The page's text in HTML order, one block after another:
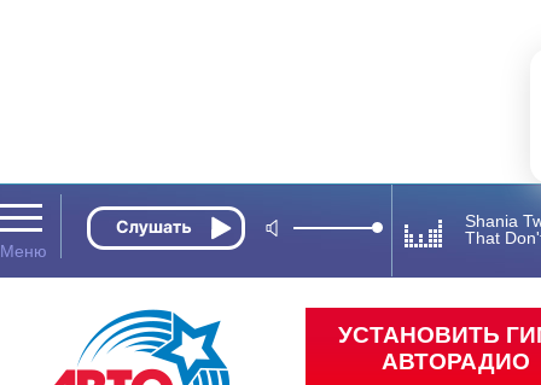
Shania
That
УСТАНОВИТЬ
АВТОРАДИО